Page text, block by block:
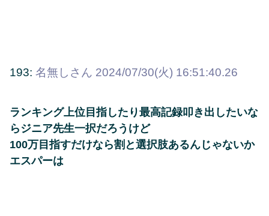
193: 名無しさん 2024/07/30(火) 16:51:40.26
ランキング上位目指したり最高記録叩き出したいな
らジニア先生一択だろうけど
100万目指すだけなら割と選択肢あるんじゃないか
エスパーは